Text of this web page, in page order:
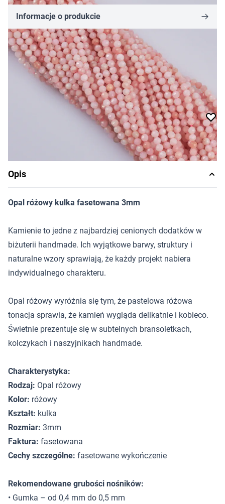
Informacje o produkcie
7,08 zł
Cena za opakowanie
Ilość w opakowaniu: 10 szt.
Dostępność:produkt niedostępny
Powiadom o dostępności
Opis
Opal różowy kulka fasetowana 3mm
Kamienie to jedne z najbardziej cenionych dodatków w
biżuterii handmade. Ich wyjątkowe barwy, struktury i
naturalne wzory sprawiają, że każdy projekt nabiera
indywidualnego charakteru.
Opal różowy wyróżnia się tym, że pastelowa różowa
tonacja sprawia, że kamień wygląda delikatnie i kobieco.
Świetnie prezentuje się w subtelnych bransoletkach,
kolczykach i naszyjnikach handmade.
Charakterystyka:
Rodzaj: Opal różowy
Kolor: różowy
Kształt: kulka
Rozmiar: 3mm
Faktura: fasetowana
Cechy szczególne: fasetowane wykończenie
Rekomendowane grubości nośników:
• Gumka – od 0,4 mm do 0,5 mm